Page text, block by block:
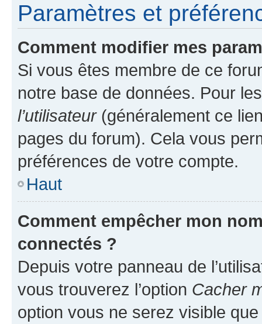
Paramètres et
Comment modifier mes
Si vous êtes membre de ce
notre base de données. Pour
l’utilisateur(généralement ce
pages du forum). Cela vous
préférences de votre compte.
Haut
Comment empêcher mon
connectés ?
Depuis votre panneau de
vous trouverez l’option Cacher
option vous ne serez visible